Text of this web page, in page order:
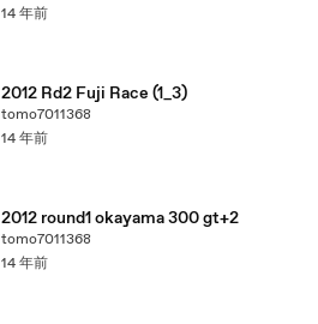
14 年前
2012 Rd2 Fuji Race (1_3)
tomo7011368
14 年前
2012 round1 okayama 300 gt+2
tomo7011368
14 年前